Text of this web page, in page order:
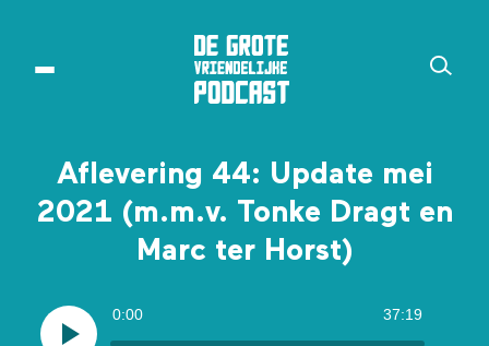
Aflevering 44: Update mei
2021 (m.m.v. Tonke Dragt en
Marc ter Horst)
0:00 37:19